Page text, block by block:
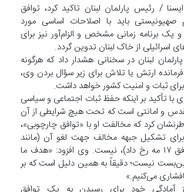
/ رئیس پارلمان لبنان تاکید کرد، توافق
صهیونیستی باید با اصلاحات اساسی مورد
و یک برنامه زمانی مشخص و الزام‌آور نیز برای
اسرائیلی از خاک لبنان تدوین گردد.
لبنان در سخنانی هشدار داد که هرگونه
ارتش یا تلاش برای زیر سؤال بردن وی،
ثبات و امنیت کشور خواهد داشت.
با تأکید بر اینکه حفظ ثبات اجتماعی و سیاسی
و امانتی است که تحت هیچ شرایطی از آن
کرد که مخالفت او با «توافق چارچوبی»،
تشکیل جبهه مخالف جهت لغو آن (مانند
آنچه در مورد توافق ۱۷ مه رخ داد)، نیست. وی افزود: «هدف ما
نیست؛ دقیقاً به همین دلیل است که بر
می‌کنیم.»